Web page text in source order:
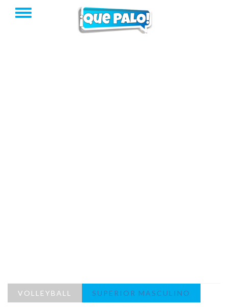
VOLLEYBALL SUPERIOR MASCULINO